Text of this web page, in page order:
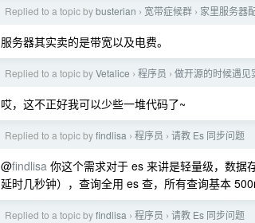
Replied to a topic bybusterian › 宽带症候群 › 家里服务器
服务器其实卖的是带宽以及电费。
Replied to a topic byVetalice › 程序员 › 做开源的时候遇见
哎，这不正好我可以少些一堆代码了~
Replied to a topic byfindlisa › 程序员 › 请教 Es 同步问题
@findlisa 你这个需求对于 es 来讲是轻量级，数据
延时几秒钟），查询全用 es 查，所有查询基本
Replied to a topic byfindlisa › 程序员 › 请教 Es 同步问题